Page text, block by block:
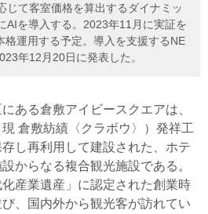
じて客室価格を算出するダイナミッ
AIを導入する。2023年11月に実証を
格運用する予定。導入を支援するNE
年12月20日に発表した。
ある倉敷アイビースクエアは、
倉敷紡績〈クラボウ〉）発祥工
し再利用して建設された、ホテ
からなる複合観光施設である。
産業遺産」に認定された創業時
、国内外から観光客が訪れてい